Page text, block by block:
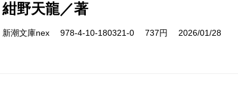
紺野天龍／著
新潮文庫nex 978-4-10-180321-0 737円 2026/01/28